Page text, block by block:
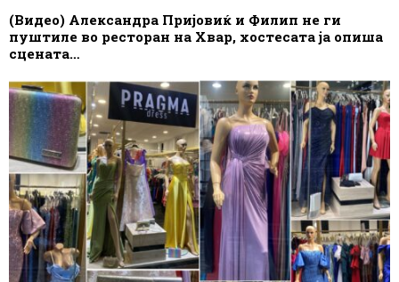
(Видео) Александра Пријовиќ и Филип не ги
пуштиле во ресторан на Хвар, хостесата ја опиша
сцената…